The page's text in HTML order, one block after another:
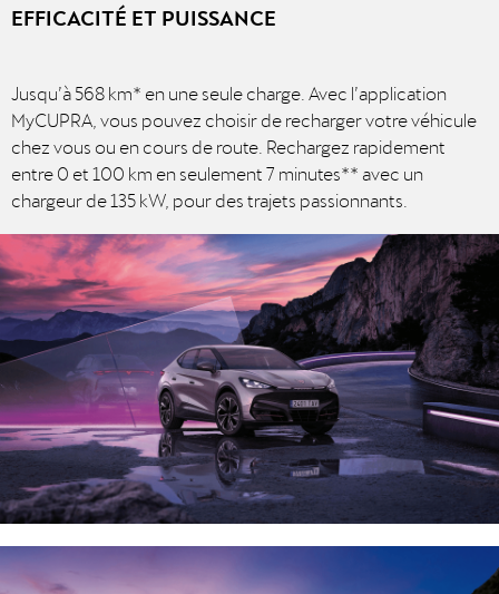
EFFICACITÉ ET PUISSANCE
Jusqu’à 568 km* en une seule charge. Avec l’application
MyCUPRA, vous pouvez choisir de recharger votre véhicule
chez vous ou en cours de route. Rechargez rapidement
entre 0 et 100 km en seulement 7 minutes** avec un
chargeur de 135 kW, pour des trajets passionnants.